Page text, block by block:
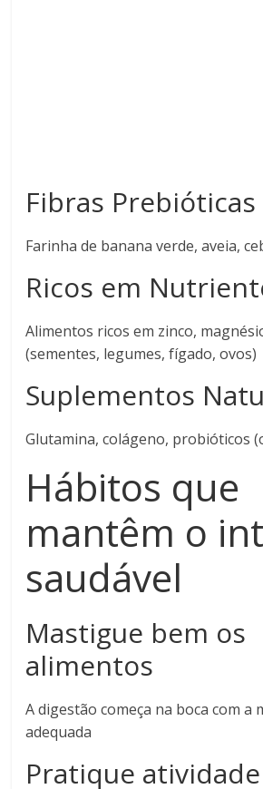
Fibras Prebióticas
Farinha de banana verde, aveia,
Ricos em
Alimentos ricos em zinco,
(sementes, legumes, fígado, ovos)
Suplementos
Glutamina, colágeno, probióticos
Hábitos que
mantêm o
saudável
Mastigue bem os
alimentos
A digestão começa na boca com a
adequada
Pratique